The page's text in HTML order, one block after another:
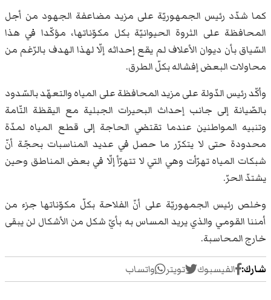
كما شدّد رئيس الجمهوريّة على مزيد مضاعفة الجهود من أجل
المحافظة على الثروة الحيوانيّة بكل مكوّناتها، مؤكّدا في هذا
السّياق بأن ديوان الأعلاف لم يقع إحداثه إلّا لهذا الهدف بالرّغم من
محاولات البعض إفشاله بكلّ الطرق.
وأكّد رئيس الدّولة على مزيد المحافظة على المياه والتعهّد بالسّدود
بالصّيانة إلى جانب إحداث البحيرات الجبلية مع اليقظة التّامة
وتنبيه المواطنين عندما تقتضي الحاجة إلى قطع المياه لمدّة
محدودة حتى لا يتكرّر ما حصل في عديد المناسبات بحجّة أنّ
شبكات المياه تهرّأت وهي التي لا تتهرّأ إلّا في بعض المناطق وحين
يشتدّ الحرّ.
وخلص رئيس الجمهوريّة على أنّ الفلاحة بكلّ مكوّناتها جزء من
أمننا القومي والذي يريد المساس به بأيّ شكل من الأشكال لن يبقى
خارج المحاسبة.
شارك: الفيسبوك تويتر واتساب